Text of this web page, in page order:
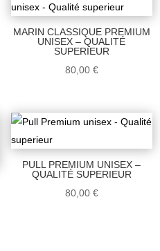
MARIN CLASSIQUE PREMIUM
UNISEX – QUALITÉ
SUPERIEUR
80,00 €
PULL PREMIUM UNISEX –
QUALITÉ SUPERIEUR
80,00 €